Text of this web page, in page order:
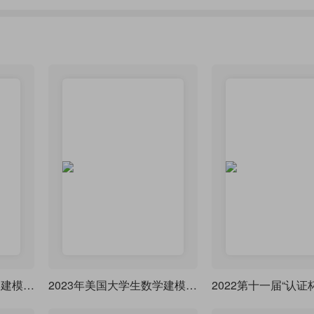
2023年美国大学生数学建模竞赛论文排版示例 2023年美国大学生数学建模竞赛LaTeX模板(基于COMAP官方修改)